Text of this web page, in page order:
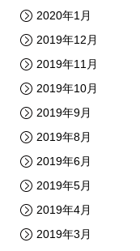
2020年1月
2019年12月
2019年11月
2019年10月
2019年9月
2019年8月
2019年6月
2019年5月
2019年4月
2019年3月